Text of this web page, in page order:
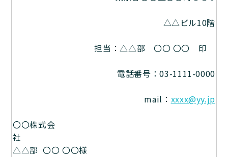
△△ビル10階
担当：△△部 〇〇 〇〇 印
電話番号：03-1111-0000
mail： xxxx@yy.jp
〇〇株式会
社
△△部 〇〇 〇〇様